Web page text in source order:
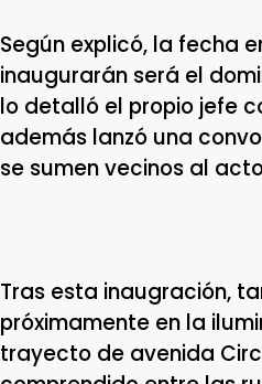
Según explicó, la fecha
inaugurarán será el
lo detalló el propio jefe
además lanzó una
se sumen vecinos al
Tras esta inaugración,
próximamente en la
trayecto de avenida